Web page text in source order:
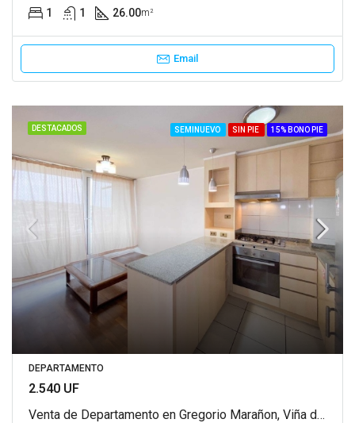
1 1 26.00m²
Email
DESTACADOS SEMINUEVO SIN PIE 15% BONO PIE
DEPARTAMENTO
2.540 UF
Venta de Departamento en Gregorio Marañon, Viña del Mar